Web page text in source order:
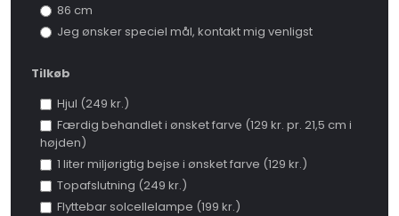
86 cm
Jeg ønsker speciel mål, kontakt mig venligst
Tilkøb
Hjul (249 kr.)
Færdig behandlet i ønsket farve (129 kr. pr. 21,5 cm i
højden)
1 liter miljørigtig bejse i ønsket farve (129 kr.)
Topafslutning (249 kr.)
Flyttebar solcellelampe (199 kr.)